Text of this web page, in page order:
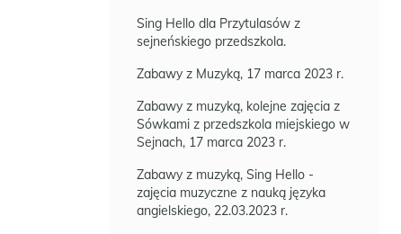
Sing Hello dla Przytulasów z
sejneńskiego przedszkola.
Zabawy z Muzyką, 17 marca 2023 r.
Zabawy z muzyką, kolejne zajęcia z
Sówkami z przedszkola miejskiego w
Sejnach, 17 marca 2023 r.
Zabawy z muzyką, Sing Hello -
zajęcia muzyczne z nauką języka
angielskiego, 22.03.2023 r.